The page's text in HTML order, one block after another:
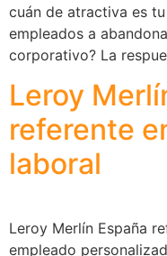
cuán de atractiva es tu
empleados a
corporativo? La
Leroy
referente
laboral
Leroy Merlín España
empleado